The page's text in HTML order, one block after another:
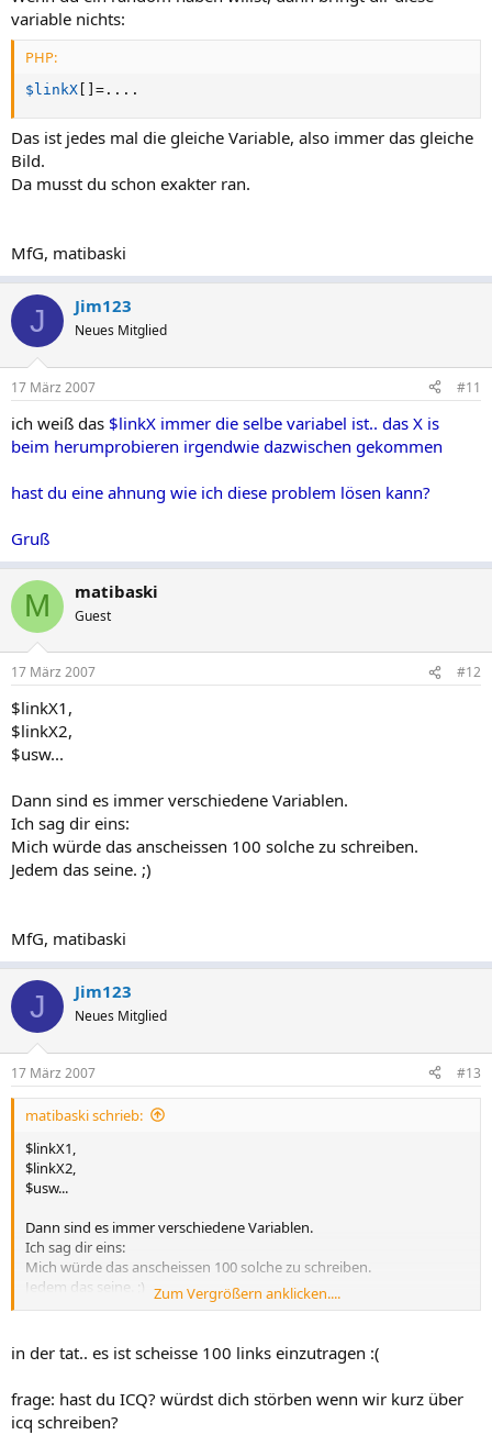
variable nichts:
PHP:
$linkX [ ] = . . . .
Das ist jedes mal die gleiche Variable, also immer das gleiche
Bild.
Da musst du schon exakter ran.
MfG, matibaski
J Jim123
Neues Mitglied
17 März 2007 #11
ich weiß das $linkX immer die selbe variabel ist.. das X is
beim herumprobieren irgendwie dazwischen gekommen
hast du eine ahnung wie ich diese problem lösen kann?
Gruß
M matibaski
Guest
17 März 2007 #12
$linkX1,
$linkX2,
$usw...
Dann sind es immer verschiedene Variablen.
Ich sag dir eins:
Mich würde das anscheissen 100 solche zu schreiben.
Jedem das seine. ;)
MfG, matibaski
J Jim123
Neues Mitglied
17 März 2007 #13
matibaski schrieb:
$linkX1,
$linkX2,
$usw...
Dann sind es immer verschiedene Variablen.
Ich sag dir eins:
Mich würde das anscheissen 100 solche zu schreiben.
Jedem das seine. ;)
MfG, matibaski
Zum Vergrößern anklicken....
in der tat.. es ist scheisse 100 links einzutragen :(
frage: hast du ICQ? würdst dich störben wenn wir kurz über
icq schreiben?